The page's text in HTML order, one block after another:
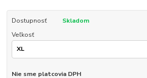
Dostupnosť
Skladom
Veľkosť
Nie sme platcovia DPH